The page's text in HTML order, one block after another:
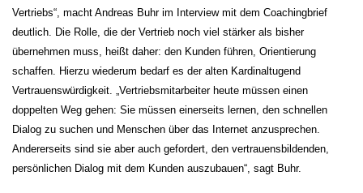
Vertriebs“, macht Andreas Buhr im Interview mit dem Coachingbrief
deutlich. Die Rolle, die der Vertrieb noch viel stärker als bisher
übernehmen muss, heißt daher: den Kunden führen, Orientierung
schaffen. Hierzu wiederum bedarf es der alten Kardinaltugend
Vertrauenswürdigkeit. „Vertriebsmitarbeiter heute müssen einen
doppelten Weg gehen: Sie müssen einerseits lernen, den schnellen
Dialog zu suchen und Menschen über das Internet anzusprechen.
Andererseits sind sie aber auch gefordert, den vertrauensbildenden,
persönlichen Dialog mit dem Kunden auszubauen“, sagt Buhr.